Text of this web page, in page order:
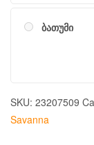
ბათუმი
SKU: 23207509
Savanna